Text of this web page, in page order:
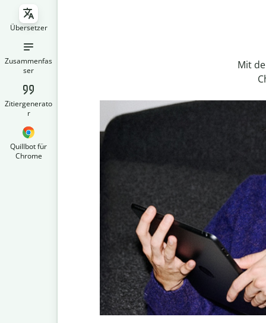
Übersetzer
Zusammenfas
ser
Zitiergenerato
r
Quillbot für
Chrome
Mit